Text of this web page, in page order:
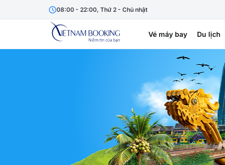
08:00 - 22:00, Thứ 2 - Chủ nhật
Vé máy bay Du lịch